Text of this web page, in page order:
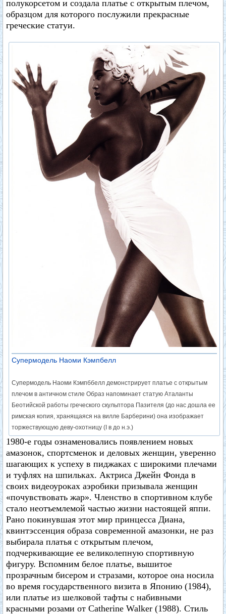
полукорсетом и создала платье с открытым плечом,
образцом для которого послужили прекрасные
греческие статуи.
Супермодель Наоми Кэмпбелл
Супермодель Наоми Кэмпббелл демонстрирует платье с открытым
плечом в античном стиле Образ напоминает статую Аталанты
Беотийской работы греческого скульптора Пазителя (до нас дошла ее
римская копия, хранящаяся на вилле Барберини) она изображает
торжествующую деву-охотницу (I в до н.э.)
1980-е годы ознаменовались появлением новых
амазонок, спортсменок и деловых женщин, уверенно
шагающих к успеху в пиджаках с широкими плечами
и туфлях на шпильках. Актриса Джейн Фонда в
своих видеоуроках аэробики призывала женщин
«почувствовать жар». Членство в спортивном клубе
стало неотъемлемой частью жизни настоящей яппи.
Рано покинувшая этот мир принцесса Диана,
квинтэссенция образа современной амазонки, не раз
выбирала платья с открытым плечом,
подчеркивающие ее великолепную спортивную
фигуру. Вспомним белое платье, вышитое
прозрачным бисером и стразами, которое она носила
во время государственного визита в Японию (1984),
или платье из шелковой тафты с набивными
красными розами от Catherine Walker (1988). Стиль